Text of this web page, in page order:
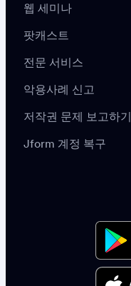
웹 세미나
팟캐스트
전문 서비스
악용사례 신고
저작권 문제 보고하기
Jform 계정 복구